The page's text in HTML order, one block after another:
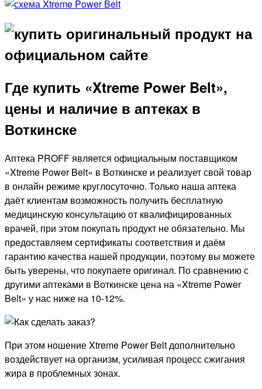
Где купить «Xtreme Power Belt»,
цены и наличие в аптеках в
Воткинске
Аптека PROFF является официальным поставщиком
«Xtreme Power Belt» в Воткинске и реализует свой товар
в онлайн режиме круглосуточно. Только наша аптека
даёт клиентам возможность получить бесплатную
медицинскую консультацию от квалифицированных
врачей, при этом покупать продукт не обязательно. Мы
предоставляем сертификаты соответствия и даём
гарантию качества нашей продукции, поэтому вы можете
быть уверены, что покупаете оригинал. По сравнению с
другими аптеками в Воткинске цена на «Xtreme Power
Belt» у нас ниже на 10-12%.
При этом ношение Xtreme Power Belt дополнительно
воздействует на организм, усиливая процесс сжигания
жира в проблемных зонах.